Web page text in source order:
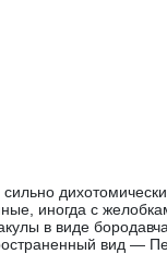
иногда с
в виде
вид —